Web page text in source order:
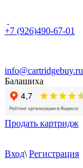
+7 (926)490-67-01
info@cartridgebuy.ru
Балашиха
Продать картридж
Вход\ Регистрация